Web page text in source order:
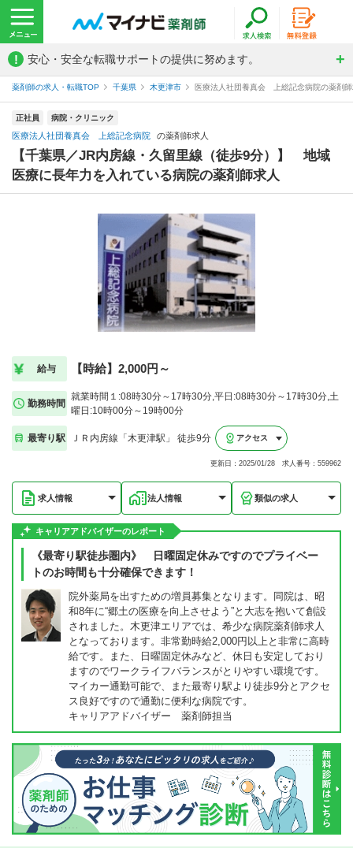
! 安心・安全な転職サポートの提供に努めます。
薬剤師の求人・転職TOP 千葉県 木更津市 医療法人社団養真会 上総記念病院の薬剤
正社員 病院・クリニック
医療法人社団養真会 上総記念病院 の薬剤師求人
【千葉県／JR内房線・久留里線（徒歩9分）】 地域
医療に長年力を入れている病院の薬剤師求人
給与 【時給】2,000円～
勤務時間
就業時間１:08時30分～17時30分,平日:08時30分～17時30分,土
曜日:10時00分～19時00分
最寄り駅 ＪＲ内房線「木更津駅」 徒歩9分 アクセス
更新日：2025/01/28 求人番号：559962
求人情報 法人情報 類似の求人
キャリアアドバイザーのレポート
《最寄り駅徒歩圏内》 日曜固定休みですのでプライベー
トのお時間も十分確保できます！
院外薬局を出すための増員募集となります。同院は、昭
和8年に“郷土の医療を向上させよう”と大志を抱いて創設
されました。木更津エリアでは、希少な病院薬剤師求人
となっております。非常勤時給2,000円以上と非常に高時
給です。また、日曜固定休みなど、休日も安定しており
ますのでワークライフバランスがとりやすい環境です。
マイカー通勤可能で、また最寄り駅より徒歩9分とアクセ
ス良好ですので通勤に便利な病院です。
キャリアアドバイザー 薬剤師担当